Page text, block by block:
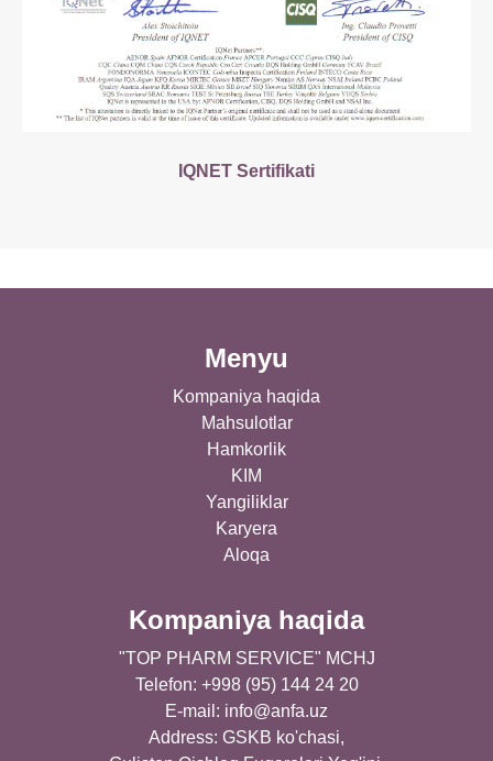
IQNET Sertifikati
Menyu
Kompaniya haqida
Mahsulotlar
Hamkorlik
KIM
Yangiliklar
Karyera
Aloqa
Kompaniya haqida
"TOP PHARM SERVICE" MCHJ
Telefon: +998 (95) 144 24 20
E-mail: info@anfa.uz
Address: GSKB ko'chasi,